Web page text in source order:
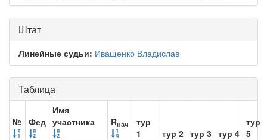
Штат
Линейные судьи: Иващенко Владислав
Таблица
№ Фед
Имя
участника
Rнач
тур
1
тур 2 тур 3 тур 4
тур
5